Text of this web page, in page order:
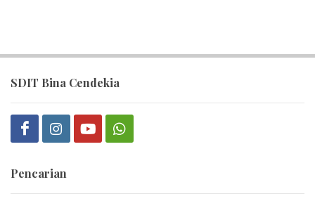
SDIT Bina Cendekia
Pencarian